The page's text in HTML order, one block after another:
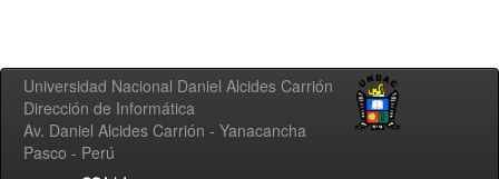
Universidad Nacional Daniel Alcides Carrión
Dirección de Informática
Av. Daniel Alcides Carrión - Yanacancha
Pasco - Perú